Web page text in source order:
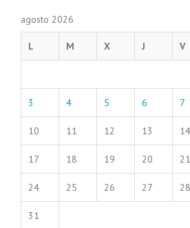
agosto 2026
L M X J V
3 4 5 6 7
10 11 12 13 14
17 18 19 20 21
24 25 26 27 28
31